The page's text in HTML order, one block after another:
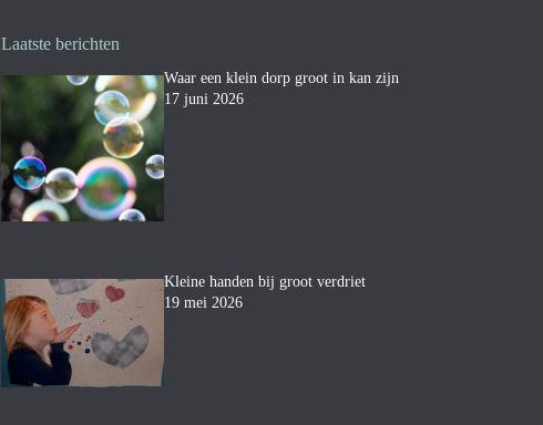
Laatste berichten
Waar een klein dorp groot in kan zijn
17 juni 2026
Kleine handen bij groot verdriet
19 mei 2026